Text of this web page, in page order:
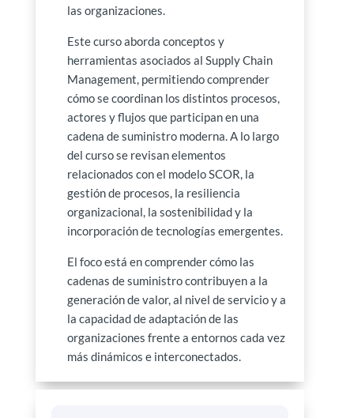
las organizaciones.
Este curso aborda conceptos y
herramientas asociados al Supply Chain
Management, permitiendo comprender
cómo se coordinan los distintos procesos,
actores y flujos que participan en una
cadena de suministro moderna. A lo largo
del curso se revisan elementos
relacionados con el modelo SCOR, la
gestión de procesos, la resiliencia
organizacional, la sostenibilidad y la
incorporación de tecnologías emergentes.
El foco está en comprender cómo las
cadenas de suministro contribuyen a la
generación de valor, al nivel de servicio y a
la capacidad de adaptación de las
organizaciones frente a entornos cada vez
más dinámicos e interconectados.